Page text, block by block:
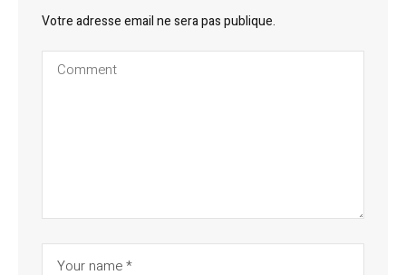
Votre adresse email ne sera pas publique.